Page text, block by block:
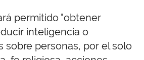
permitido "obtener
inteligencia o
sobre personas, por el solo